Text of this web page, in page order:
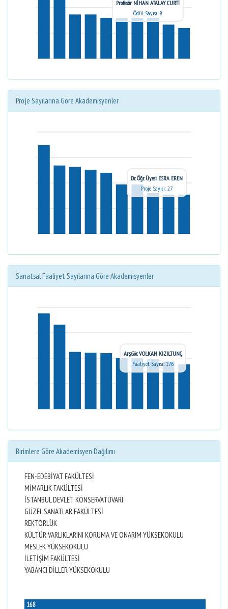
Profesör NİHAN ATALAY CURTİ
Ödül Sayısı: 9
Proje Sayılarına Göre Akademisyenler
Dr. Öğr. Üyesi ESRA EREN
Proje Sayısı: 27
Sanatsal Faaliyet Sayılarına Göre Akademisyenler
Arş.Gör. VOLKAN KIZILTUNÇ
Faaliyet Sayısı: 176
Birimlere Göre Akademisyen Dağılımı
FEN-EDEBİYAT FAKÜLTESİ
MİMARLIK FAKÜLTESİ
İSTANBUL DEVLET KONSERVATUVARI
GÜZEL SANATLAR FAKÜLTESİ
REKTÖRLÜK
KÜLTÜR VARLIKLARINI KORUMA VE ONARIM YÜKSEKOKULU
MESLEK YÜKSEKOKULU
İLETİŞİM FAKÜLTESİ
YABANCI DİLLER YÜKSEKOKULU
168